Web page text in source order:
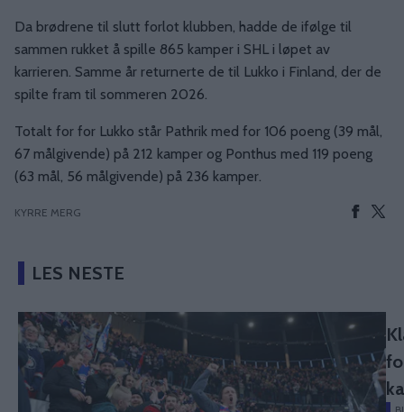
Da brødrene til slutt forlot klubben, hadde de ifølge til
sammen rukket å spille 865 kamper i SHL i løpet av
karrieren. Samme år returnerte de til Lukko i Finland, der de
spilte fram til sommeren 2026.
Totalt for for Lukko står Pathrik med for 106 poeng (39 mål,
67 målgivende) på 212 kamper og Ponthus med 119 poeng
(63 mål, 56 målgivende) på 236 kamper.
KYRRE MERG
LES NESTE